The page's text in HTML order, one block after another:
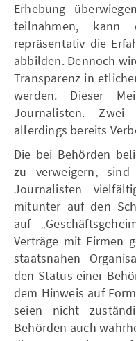
Erhebung
teilnahmen, kann
repräsentativ die
abbilden. Dennoch
Transparenz in
werden. Dieser
Journalisten.
allerdings bereits
Die bei Behörden
zu verweigern,
Journalisten
mitunter auf den
auf
Verträge mit Firmen
staatsnahen
den Status einer
dem Hinweis auf
seien nicht
Behörden auch